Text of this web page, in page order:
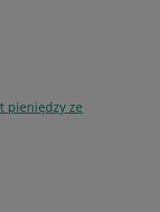
pieniędzy ze